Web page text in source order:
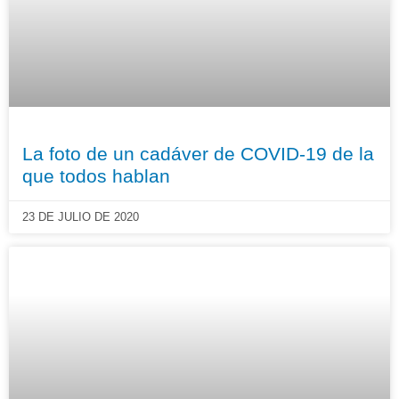
La foto de un cadáver de COVID-19 de la
que todos hablan
23 DE JULIO DE 2020